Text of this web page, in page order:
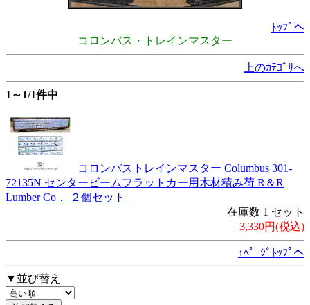
ﾄｯﾌﾟへ
コロンバス・トレインマスター
上のｶﾃｺﾞﾘへ
1～1/1件中
コロンバストレインマスター Columbus 301-
72135N センタービームフラットカー用木材積み荷 R＆R
Lumber Co． ２個セット
在庫数 1 セット
3,330円(税込)
↑ﾍﾟｰｼﾞﾄｯﾌﾟへ
▼並び替え